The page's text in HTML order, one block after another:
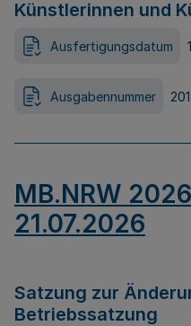
Künstlerinnen und
Ausfertigungsdatum
Ausgabennummer 201
MB.NRW
21.07.2026
Satzung zur
Betriebssatzung